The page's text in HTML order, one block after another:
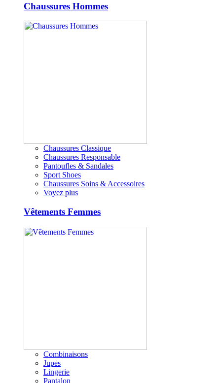
Chaussures Hommes
Chaussures Classique
Chaussures Responsable
Pantoufles & Sandales
Sport Shoes
Chaussures Soins & Accessoires
Voyez plus
Vêtements Femmes
Combinaisons
Jupes
Lingerie
Pantalon